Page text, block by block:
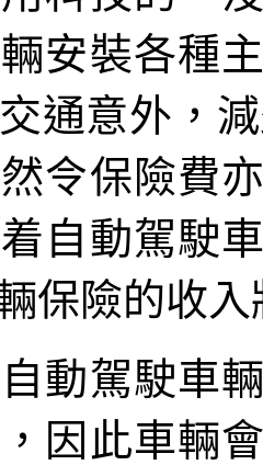
安裝各種
通意外，
令保險費
自動駕駛
保險的收
動駕駛車
因此車輛